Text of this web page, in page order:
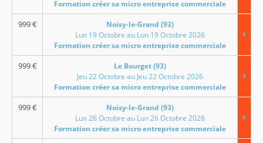
Formation créer sa micro entreprise commerciale
999€
Noisy-le-Grand (93)
Lun 19 Octobre au Lun 19 Octobre 2026
Formation créer sa micro entreprise commerciale
999€
Le Bourget (93)
Jeu 22 Octobre au Jeu 22 Octobre 2026
Formation créer sa micro entreprise commerciale
999€
Noisy-le-Grand (93)
Lun 26 Octobre au Lun 26 Octobre 2026
Formation créer sa micro entreprise commerciale